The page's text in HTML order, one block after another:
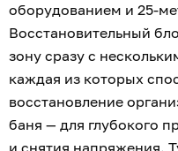
оборудованием и 25-
Восстановительный
зону сразу с
каждая из которых
восстановление
баня — для глубокого